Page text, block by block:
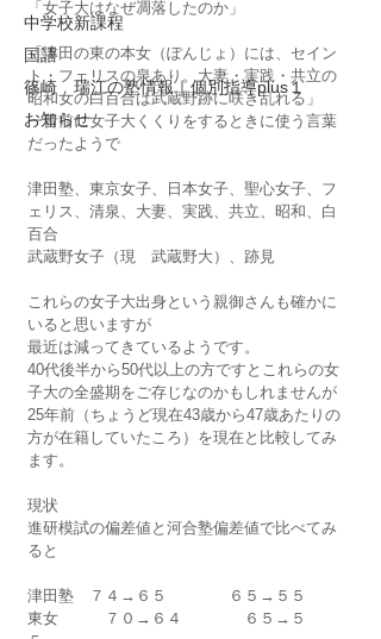
中学校新課程
国語
篠崎 瑞江の塾情報｜個別指導plus１
お知らせ
「女子大はなぜ凋落したのか」
「津田の東の本女（ぽんじょ）には、セイン
ト・フェリスの泉あり。大妻・実践・共立の
昭和女の白百合は武蔵野跡に咲き乱れる」
一昔前に女子大くくりをするときに使う言葉
だったようで
津田塾、東京女子、日本女子、聖心女子、フ
ェリス、清泉、大妻、実践、共立、昭和、白
百合
武蔵野女子（現　武蔵野大）、跡見
これらの女子大出身という親御さんも確かに
いると思いますが
最近は減ってきているようです。
40代後半から50代以上の方ですとこれらの女
子大の全盛期をご存じなのかもしれませんが
25年前（ちょうど現在43歳から47歳あたりの
方が在籍していたころ）を現在と比較してみ
ます。
現状
進研模試の偏差値と河合塾偏差値で比べてみ
ると
津田塾　７４→６５　　　　６５→５５
東女　　　７０→６４　　　　６５→５